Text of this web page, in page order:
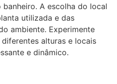
A escolha do local
utilizada e das
ambiente. Experimente
alturas e locais
e dinâmico.